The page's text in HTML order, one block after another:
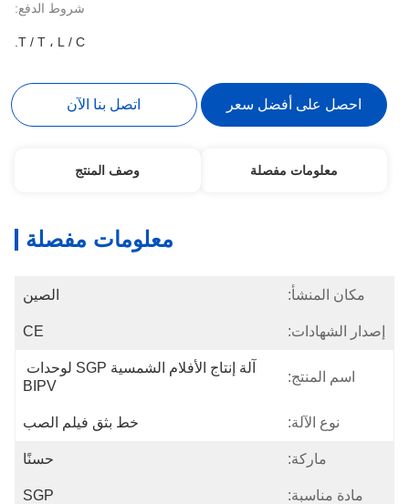
شروط الدفع:
T / T ، L / C.
احصل على أفضل سعر اتصل بنا الآن
معلومات مفصلة وصف المنتج
معلومات مفصلة
مكان المنشأ: الصين
إصدار الشهادات: CE
اسم المنتج:
آلة إنتاج الأفلام الشمسية SGP لوحدات
BIPV
نوع الآلة: خط بثق فيلم الصب
ماركة: حسنًا
مادة مناسبة: SGP